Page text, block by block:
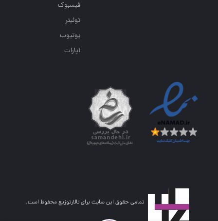
فیسبوک
توئیتر
یوتیوب
آپارات
تمامی حقوق این سایت برای تالارتوزیع محفوظ است.